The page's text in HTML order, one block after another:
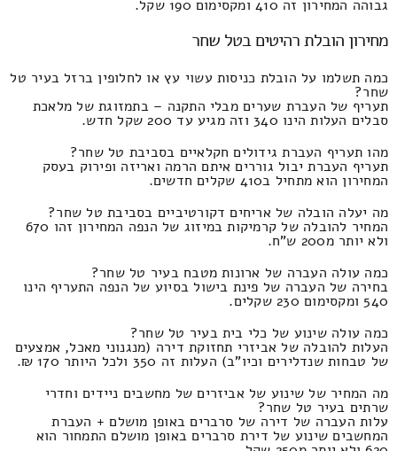
גבוהה המחירון זה 410 ומקסימום 190 שקל.
מחירון הובלת רהיטים בטל שחר
כמה תשלמו על הובלת כניסות עשוי עץ או לחלופין ברזל בעיר טל
שחר?
תעריף של העברת שערים מבלי התקנה – בתמזוגת של מלאכת
סבלים העלות הינו 340 וזה מגיע עד 200 שקל חדש.
מהו תעריף העברת גידולים חקלאיים בסביבת טל שחר?
תעריף העברת יבול גוררים איתם הרמה ואריזה ופירוק בעסק
המחירון הוא מתחיל ב410 שקלים חדשים.
מה יעלה הובלה של אריחים דקורטיביים בסביבת טל שחר?
המחיר להובלה של קרמיקות במיזוג של הנפה המחירון זהו 670
ולא יותר מ200 ש"ח.
כמה עולה העברה של ארונות מטבח בעיר טל שחר?
בחירה של העברה של פינת בישול בסיוע של הנפה התעריף הינו
540 ומקסימום 230 שקלים.
כמה עולה שינוע של כלי בית בעיר טל שחר?
העלות להובלה של אביזרי תחזוקת דירה (מנגנוני מאכל, אמצעים
של טבחות שנדלירים וכיו"ב) העלות זה 350 ולכל היותר 170 ₪.
מה המחיר של שינוע של אביזרים של מחשבים ניידים וחדרי
שרתים בעיר טל שחר?
עלות העברה של דירה של סרברים באופן מושלם + העברת
המחשבים שינוע של דירת סרברים באופן מושלם התמחור הוא